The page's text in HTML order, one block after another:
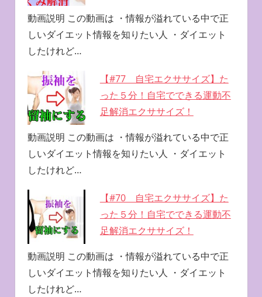
動画説明 この動画は ・情報が溢れている中で正
しいダイエット情報を知りたい人 ・ダイエット
したけれど…
【#77 自宅エクササイズ】た
った５分！自宅でできる運動不
足解消エクササイズ！
動画説明 この動画は ・情報が溢れている中で正
しいダイエット情報を知りたい人 ・ダイエット
したけれど…
【#70 自宅エクササイズ】た
った５分！自宅でできる運動不
足解消エクササイズ！
動画説明 この動画は ・情報が溢れている中で正
しいダイエット情報を知りたい人 ・ダイエット
したけれど…